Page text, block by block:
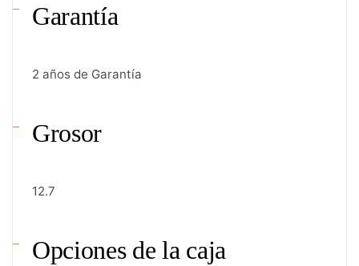
Garantía
2 años de Garantía
Grosor
12.7
Opciones de la caja